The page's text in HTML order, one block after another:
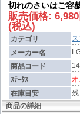
切れのさいはご容
販売価格: 6,980
(税込)
カテゴリ
メーカー名
商品コード
ｽﾃｰﾀｽ
在庫目安
残
商品の詳細